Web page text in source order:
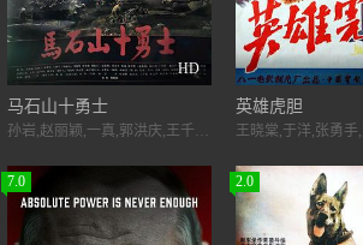
HD
马石山十勇士
孙岩,赵丽颖,一真,郭洪庆,王千航,潘元甲,马庭俊,高嘉,郝刚,蒋昌义,亓航,杜翊
英雄虎胆
7.0 2.0